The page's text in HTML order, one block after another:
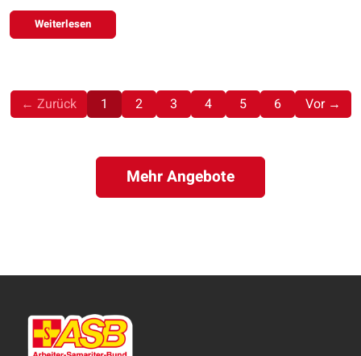
Weiterlesen
← Zurück 1 (aktuell)
2 3 4 5 6 Vor →
Mehr Angebote